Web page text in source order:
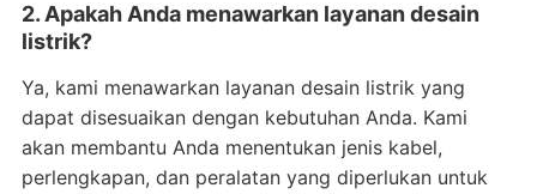
2. Apakah Anda menawarkan layanan desain
listrik?
Ya, kami menawarkan layanan desain listrik yang
dapat disesuaikan dengan kebutuhan Anda. Kami
akan membantu Anda menentukan jenis kabel,
perlengkapan, dan peralatan yang diperlukan untuk